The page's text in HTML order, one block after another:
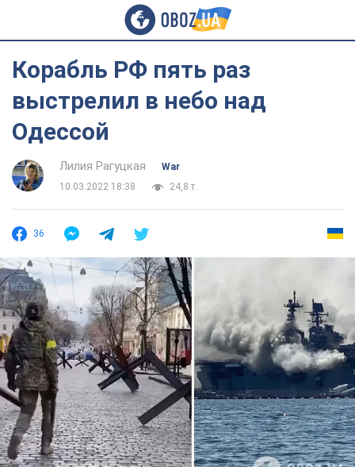
Корабль РФ пять раз
выстрелил в небо над
Одессой
Лилия Рагуцкая
War
10.03.2022 18:38
24,8 т.
36